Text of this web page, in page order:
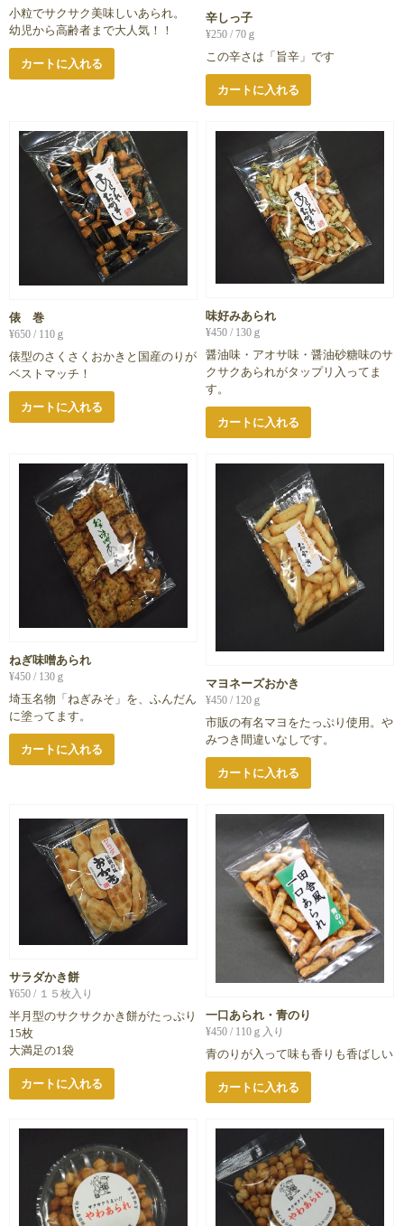
小粒でサクサク美味しいあられ。
幼児から高齢者まで大人気！！
カートに入れる
辛しっ子
¥250 / 70ｇ
この辛さは「旨辛」です
カートに入れる
俵 巻
¥650 / 110ｇ
俵型のさくさくおかきと国産のりが
ベストマッチ！
カートに入れる
味好みあられ
¥450 / 130ｇ
醤油味・アオサ味・醤油砂糖味のサ
クサクあられがタップリ入ってま
す。
カートに入れる
ねぎ味噌あられ
¥450 / 130ｇ
埼玉名物「ねぎみそ」を、ふんだん
に塗ってます。
カートに入れる
マヨネーズおかき
¥450 / 120ｇ
市販の有名マヨをたっぷり使用。や
みつき間違いなしです。
カートに入れる
サラダかき餅
¥650 / １５枚入り
半月型のサクサクかき餅がたっぷり
15枚
大満足の1袋
カートに入れる
一口あられ・青のり
¥450 / 110ｇ入り
青のりが入って味も香りも香ばしい
カートに入れる